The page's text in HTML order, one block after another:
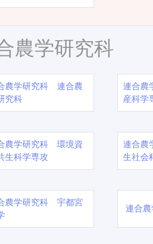
農学研究科
農学研究科 連合農
究科
連合農
産科学
農学研究科 環境資
生科学専攻
連合農
生社会
農学研究科 宇都宮
連合